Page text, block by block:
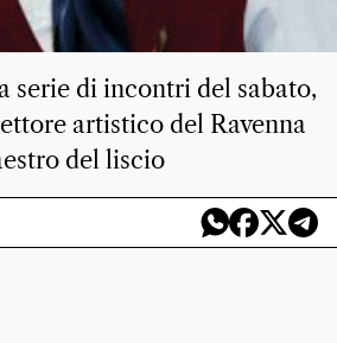
serie di incontri del sabato,
artistico del Ravenna
del liscio